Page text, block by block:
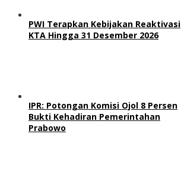
PWI Terapkan Kebijakan Reaktivasi
KTA Hingga 31 Desember 2026
IPR: Potongan Komisi Ojol 8 Persen
Bukti Kehadiran Pemerintahan
Prabowo